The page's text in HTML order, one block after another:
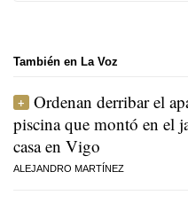
También en La Voz
Ordenan derribar el
piscina que montó en el
casa en Vigo
ALEJANDRO MARTÍNEZ